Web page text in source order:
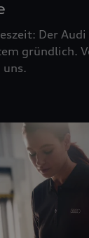
Der
gründlich.
uns.